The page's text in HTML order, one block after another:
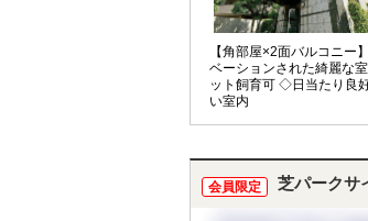
【角部屋×2面バルコニー
ベーションされた綺麗な
ット飼育可 ◇日当たり良
い室内
会員限定 芝パークサ